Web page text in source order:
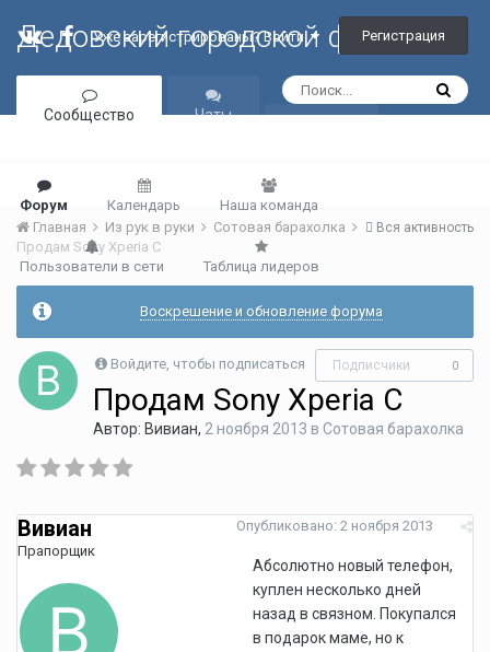
Дедовский городской форум
Уже зарегистрированы? Войти Регистрация
Сообщество
Форум Календарь Наша команда
Пользователи в сети Таблица лидеров
Чаты
Вся активность
Главная Из рук в руки
Сотовая барахолка
Продам Sony Xperia C
Воскрешение и обновление форума
Войдите, чтобы подписаться Подписчики 0
Продам Sony Xperia C
Автор: Вивиан, 2 ноября 2013 в Сотовая барахолка
Вивиан
Прапорщик
Опубликовано: 2 ноября 2013
Абсолютно новый телефон,
куплен несколько дней
назад в связном. Покупался
в подарок маме, но к